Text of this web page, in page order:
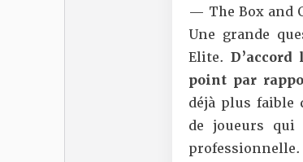
— The Box and
Une grande
Elite.
point par
déjà plus faible
de joueurs